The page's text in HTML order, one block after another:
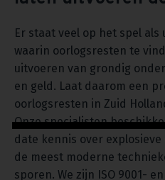
Er staat veel op het spel als
waarin oorlogsresten te
uitvoeren van grondig
en geld. Laat daarom een
oorlogsresten in Zuid
Onze specialisten
date kennis over
de meest moderne
sporen. We zijn ISO 9001-